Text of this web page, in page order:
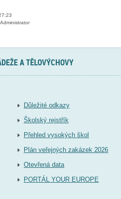
A TĚLOVÝCHOVY
Důležité odkazy
Školský rejstřík
Přehled vysokých škol
Plán veřejných zakázek 2026
Otevřená data
PORTÁL YOUR EUROPE